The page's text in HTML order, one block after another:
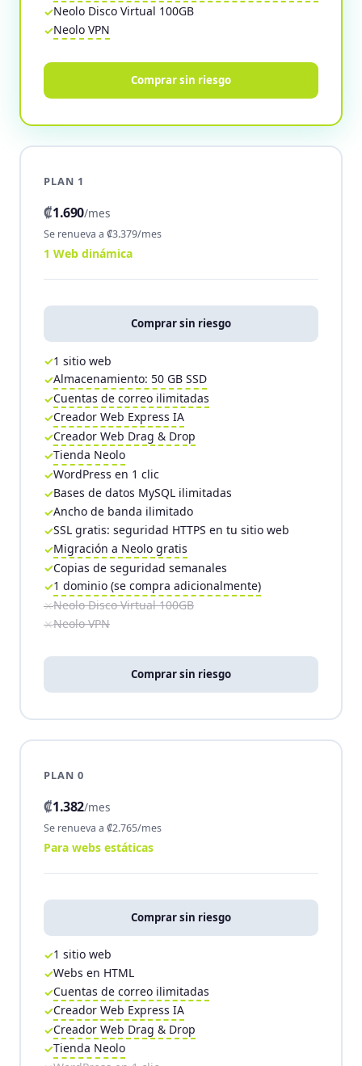
Neolo Disco Virtual 100GB
Neolo VPN
Comprar sin riesgo
PLAN 1
₡1.690/mes
Se renueva a ₡3.379/mes
1 Web dinámica
Comprar sin riesgo
1 sitio web
Almacenamiento: 50 GB SSD
Cuentas de correo ilimitadas
Creador Web Express IA
Creador Web Drag & Drop
Tienda Neolo
WordPress en 1 clic
Bases de datos MySQL ilimitadas
Ancho de banda ilimitado
SSL gratis: seguridad HTTPS en tu sitio web
Migración a Neolo gratis
Copias de seguridad semanales
1 dominio (se compra adicionalmente)
Neolo Disco Virtual 100GB
Neolo VPN
Comprar sin riesgo
PLAN 0
₡1.382/mes
Se renueva a ₡2.765/mes
Para webs estáticas
Comprar sin riesgo
1 sitio web
Webs en HTML
Cuentas de correo ilimitadas
Creador Web Express IA
Creador Web Drag & Drop
Tienda Neolo